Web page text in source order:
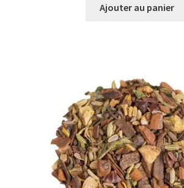
Ajouter au panier